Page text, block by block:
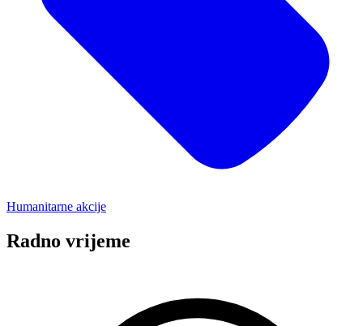
Humanitarne akcije
Radno vrijeme